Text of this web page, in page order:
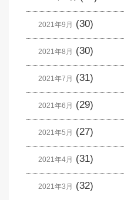
2021年9月 (30)
2021年8月 (30)
2021年7月 (31)
2021年6月 (29)
2021年5月 (27)
2021年4月 (31)
2021年3月 (32)